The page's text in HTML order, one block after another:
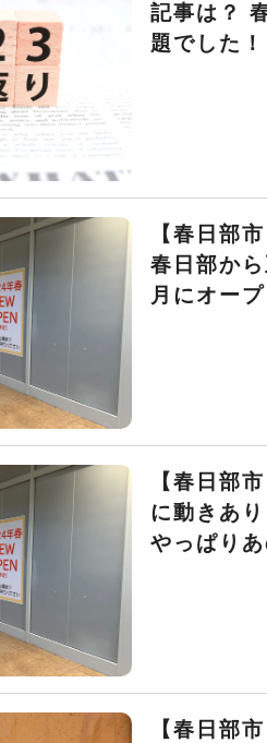
記事は？
題でした！
【春日部
春日部か
月にオープ
【春日部
に動きあ
やっぱり
【春日部